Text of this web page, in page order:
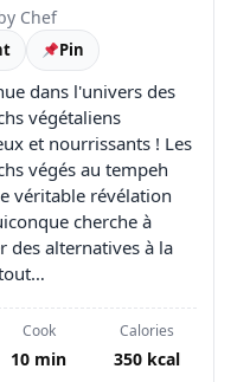
Chef
Pin
dans l'univers des
végétaliens
et nourrissants ! Les
végés au tempeh
véritable révélation
cherche à
des alternatives à la
Cook
10 min
Calories
350 kcal